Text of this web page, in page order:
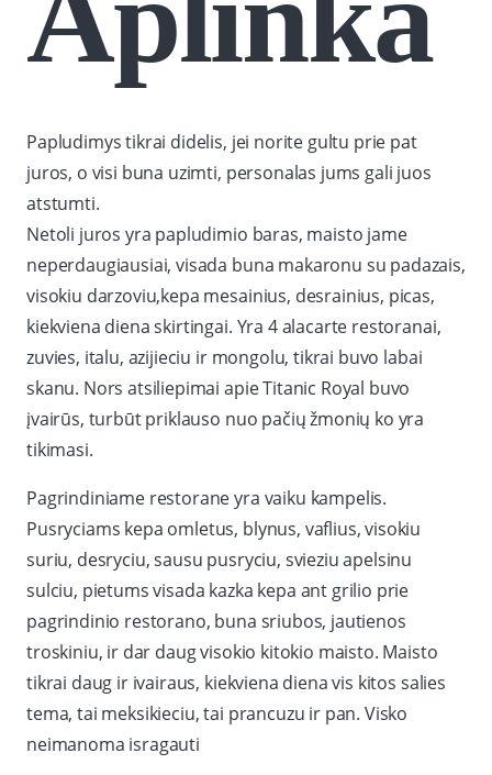
Papludimys tikrai didelis, jei norite gultu prie pat
juros, o visi buna uzimti, personalas jums gali juos
atstumti.
Netoli juros yra papludimio baras, maisto jame
neperdaugiausiai, visada buna makaronu su padazais,
visokiu darzoviu,kepa mesainius, desrainius, picas,
kiekviena diena skirtingai. Yra 4 alacarte restoranai,
zuvies, italu, azijieciu ir mongolu, tikrai buvo labai
skanu. Nors atsiliepimai apie Titanic Royal buvo
įvairūs, turbūt priklauso nuo pačių žmonių ko yra
tikimasi.
Pagrindiniame restorane yra vaiku kampelis.
Pusryciams kepa omletus, blynus, vaflius, visokiu
suriu, desryciu, sausu pusryciu, svieziu apelsinu
sulciu, pietums visada kazka kepa ant grilio prie
pagrindinio restorano, buna sriubos, jautienos
troskiniu, ir dar daug visokio kitokio maisto. Maisto
tikrai daug ir ivairaus, kiekviena diena vis kitos salies
tema, tai meksikieciu, tai prancuzu ir pan. Visko
neimanoma isragauti